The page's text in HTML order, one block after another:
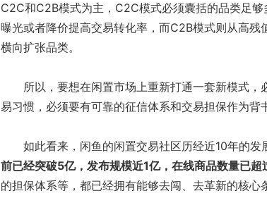
C2C和C2B模式为主，C2C模式必须囊括的品类足
曝光或者降价提高交易转化率，而C2B模式则从高
横向扩张品类。
所以，要想在闲置市场上重新打通一套新模式，
易习惯，必须要有可靠的征信体系和交易担保作为背
如此看来，闲鱼的闲置交易社区历经近10年的发
前已经突破5亿，发布规模近1亿，在线商品数量已超
的担保体系等，都已经拥有能够去闯、去革新的核心